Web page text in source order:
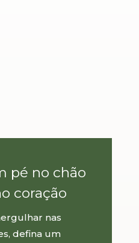
pé no chão
coração
nas
defina um